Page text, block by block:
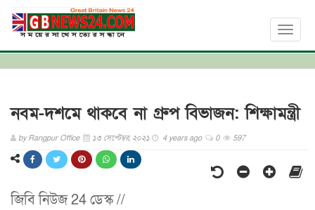
Toggle
নবম-দশমে থাকবে না গ্রুপ বিভাজন: শিক্ষামন্ত্রী
byRangpur Office ১৩ সেপ্টেম্বর, ২০২১ 4 years ago 0 597
জিবি নিউজ 24 ডেস্ক //